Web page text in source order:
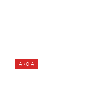
AKCIA